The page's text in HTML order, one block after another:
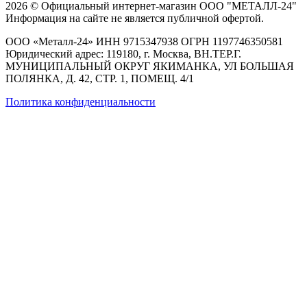
2026 © Официальный интернет-магазин ООО "МЕТАЛЛ-24"
Информация на сайте не является публичной офертой.
ООО «Металл-24» ИНН 9715347938 ОГРН 1197746350581
Юридический адрес: 119180, г. Москва, ВН.ТЕР.Г.
МУНИЦИПАЛЬНЫЙ ОКРУГ ЯКИМАНКА, УЛ БОЛЬШАЯ
ПОЛЯНКА, Д. 42, СТР. 1, ПОМЕЩ. 4/1
Политика конфиденциальности